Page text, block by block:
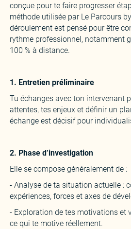
conçue pour te faire progresser
méthode utilisée par Le Parcours by
déroulement est pensé pour être
rythme professionnel, notamment
100 % à distance.
1. Entretien préliminaire
‍Tu échanges avec ton intervenant
attentes, tes enjeux et définir un
échange est décisif pour
‍2. Phase d’investigation
‍Elle se compose généralement de :
- Analyse de ta situation actuelle :
expériences, forces et axes de
- Exploration de tes motivations et
ce qui te motive réellement.